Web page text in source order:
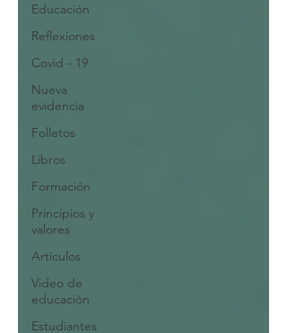
Educación
Reflexiones
Covid - 19
Nueva
evidencia
Folletos
Libros
Formación
Principios y
valores
Artículos
Video de
educación
Estudiantes